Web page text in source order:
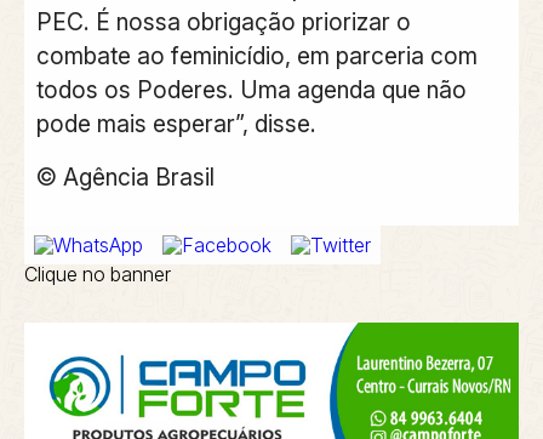
PEC. É nossa obrigação priorizar o
combate ao feminicídio, em parceria com
todos os Poderes. Uma agenda que não
pode mais esperar”, disse.
© Agência Brasil
Clique no banner